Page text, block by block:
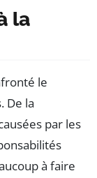
la
le
De la
par les
à faire